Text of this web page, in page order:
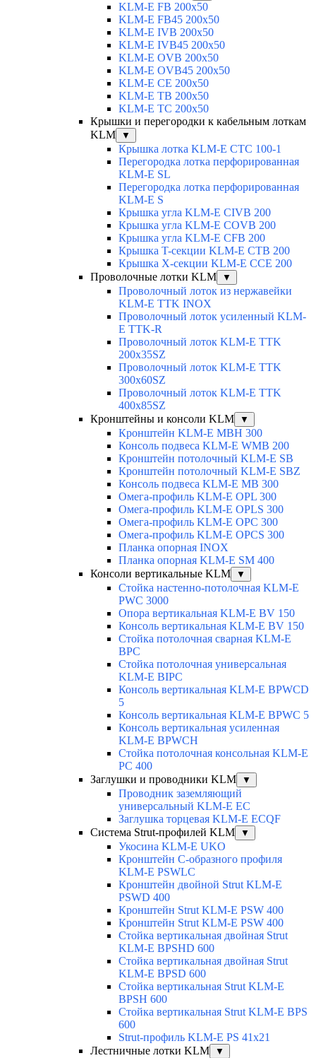
KLM-E FB 200x50
KLM-E FB45 200x50
KLM-E IVB 200x50
KLM-E IVB45 200x50
KLM-E OVB 200x50
KLM-E OVB45 200x50
KLM-E CE 200x50
KLM-E TB 200x50
KLM-E TC 200x50
Крышки и перегородки к кабельным лоткам
KLM
▼
Крышка лотка KLM-E CTC 100-1
Перегородка лотка перфорированная
KLM-E SL
Перегородка лотка перфорированная
KLM-E S
Крышка угла KLM-E CIVB 200
Крышка угла KLM-E COVB 200
Крышка угла KLM-E CFB 200
Крышка T-секции KLM-E CTB 200
Крышка X-секции KLM-E CCE 200
Проволочные лотки KLM
▼
Проволочный лоток из нержавейки
KLM-E TTK INOX
Проволочный лоток усиленный KLM-
E TTK-R
Проволочный лоток KLM-E TTK
200x35SZ
Проволочный лоток KLM-E TTK
300x60SZ
Проволочный лоток KLM-E TTK
400x85SZ
Кронштейны и консоли KLM
▼
Кронштейн KLM-E MBH 300
Консоль подвеса KLM-E WMB 200
Кронштейн потолочный KLM-E SB
Кронштейн потолочный KLM-E SBZ
Консоль подвеса KLM-E MB 300
Омега-профиль KLM-E OPL 300
Омега-профиль KLM-E OPLS 300
Омега-профиль KLM-E OPC 300
Омега-профиль KLM-E OPCS 300
Планка опорная INOX
Планка опорная KLM-E SM 400
Консоли вертикальные KLM
▼
Стойка настенно-потолочная KLM-E
PWC 3000
Опора вертикальная KLM-E BV 150
Консоль вертикальная KLM-E BV 150
Стойка потолочная сварная KLM-E
BPC
Стойка потолочная универсальная
KLM-E BIPC
Консоль вертикальная KLM-E BPWCD
5
Консоль вертикальная KLM-E BPWC 5
Консоль вертикальная усиленная
KLM-E BPWCH
Стойка потолочная консольная KLM-E
PC 400
Заглушки и проводники KLM
▼
Проводник заземляющий
универсальный KLM-E EC
Заглушка торцевая KLM-E ECQF
Система Strut-профилей KLM
▼
Укосина KLM-E UKO
Кронштейн С-образного профиля
KLM-E PSWLC
Кронштейн двойной Strut KLM-E
PSWD 400
Кронштейн Strut KLM-E PSW 400
Кронштейн Strut KLM-E PSW 400
Стойка вертикальная двойная Strut
KLM-E BPSHD 600
Стойка вертикальная двойная Strut
KLM-E BPSD 600
Стойка вертикальная Strut KLM-E
BPSH 600
Стойка вертикальная Strut KLM-E BPS
600
Strut-профиль KLM-E PS 41x21
Лестничные лотки KLM
▼